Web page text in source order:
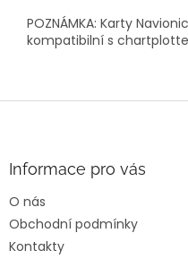
POZNÁMKA: Karty
kompatibilní s
Informace pro vás
O nás
Obchodní podmínky
Kontakty